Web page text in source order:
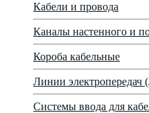
Кабели и провода
Каналы настенного и
Короба кабельные
Линии
Системы ввода для